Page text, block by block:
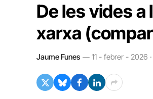
De les vides
xarxa
Jaume Funes 11 - febrer - 2026